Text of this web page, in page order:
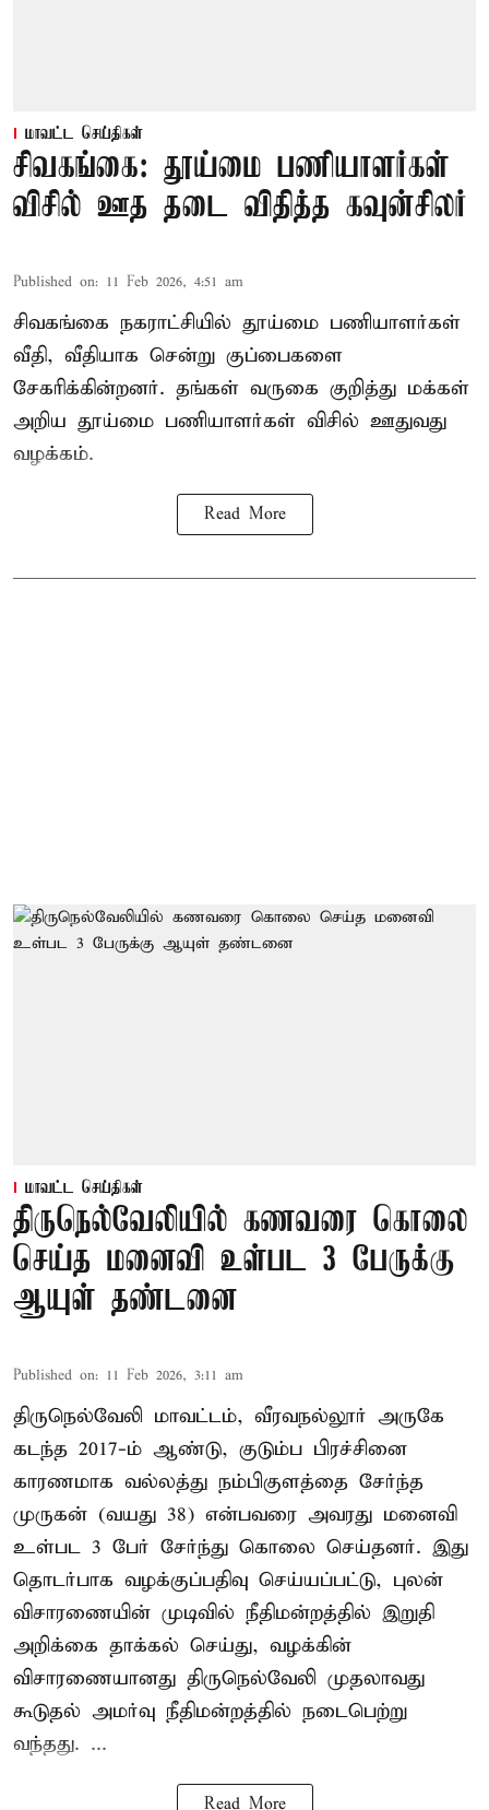
மாவட்ட செய்திகள்
சிவகங்கை: தூய்மை பணியாளர்கள்
விசில் ஊத தடை விதித்த கவுன்சிலர்
Published on: 11 Feb 2026, 4:51 am
சிவகங்கை நகராட்சியில் தூய்மை பணியாளர்கள்
வீதி, வீதியாக சென்று குப்பைகளை
சேகரிக்கின்றனர். தங்கள் வருகை குறித்து மக்கள்
அறிய தூய்மை பணியாளர்கள் விசில் ஊதுவது
வழக்கம்.
Read More
மாவட்ட செய்திகள்
திருநெல்வேலியில் கணவரை கொலை
செய்த மனைவி உள்பட 3 பேருக்கு
ஆயுள் தண்டனை
Published on: 11 Feb 2026, 3:11 am
திருநெல்வேலி மாவட்டம், வீரவநல்லூர் அருகே
கடந்த 2017-ம் ஆண்டு, குடும்ப பிரச்சினை
காரணமாக வல்லத்து நம்பிகுளத்தை சேர்ந்த
முருகன் (வயது 38) என்பவரை அவரது மனைவி
உள்பட 3 பேர் சேர்ந்து கொலை செய்தனர். இது
தொடர்பாக வழக்குப்பதிவு செய்யப்பட்டு, புலன்
விசாரணையின் முடிவில் நீதிமன்றத்தில் இறுதி
அறிக்கை தாக்கல் செய்து, வழக்கின்
விசாரணையானது திருநெல்வேலி முதலாவது
கூடுதல் அமர்வு நீதிமன்றத்தில் நடைபெற்று
வந்தது. ...
Read More